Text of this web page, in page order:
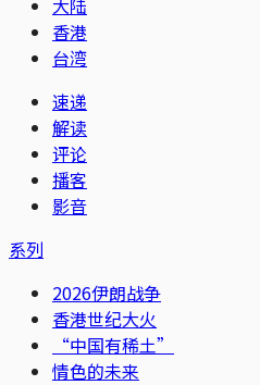
大陆
香港
台湾
速递
解读
评论
播客
影音
系列
2026伊朗战争
香港世纪大火
“中国有稀土”
情色的未来